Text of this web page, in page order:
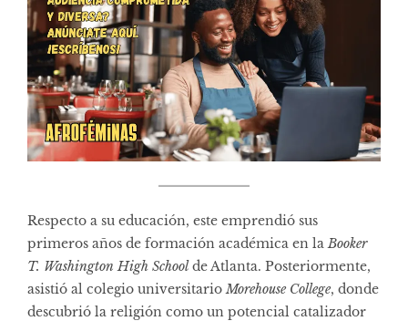
Respecto a su educación, este emprendió sus
primeros años de formación académica en la Booker
T. Washington High Schoolde Atlanta. Posteriormente,
asistió al colegio universitario Morehouse College, donde
descubrió la religión como un potencial catalizador